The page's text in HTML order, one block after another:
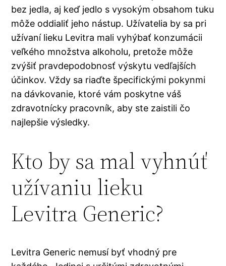
bez jedla, aj keď jedlo s vysokým obsahom tuku
môže oddialiť jeho nástup. Užívatelia by sa pri
užívaní lieku Levitra mali vyhýbať konzumácii
veľkého množstva alkoholu, pretože môže
zvýšiť pravdepodobnosť výskytu vedľajších
účinkov. Vždy sa riaďte špecifickými pokynmi
na dávkovanie, ktoré vám poskytne váš
zdravotnícky pracovník, aby ste zaistili čo
najlepšie výsledky.
Kto by sa mal vyhnúť
užívaniu lieku
Levitra Generic?
Levitra Generic nemusí byť vhodný pre